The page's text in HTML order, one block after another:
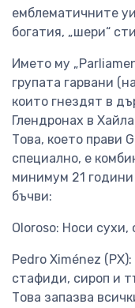
емблематичните
богатия, „шери“
Името му
групата гарвани
които гнездят в
Глендронах в
Това, което прави
специално, е
минимум 21
бъчви:
Oloroso: Носи
Pedro Ximénez
стафиди, сироп и
Това запазва